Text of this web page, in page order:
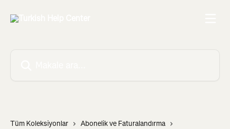
Tüm Koleksiyonlar
Abonelik ve Faturalandırma